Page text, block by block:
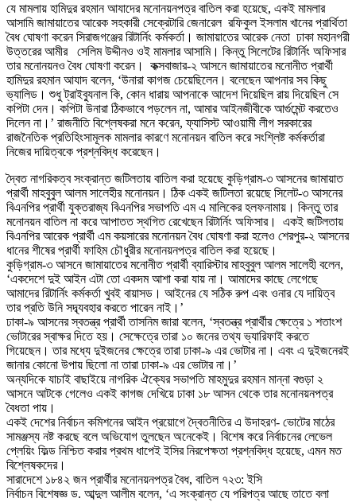
যে মামলায় হামিদুর রহমান আযাদের মনোনয়নপত্র বাতিল করা হয়েছে, একই মামলার
আসামি জামায়াতের আরেক সহকারী সেক্রেটারি জেনারেল রফিকুল ইসলাম খানের প্রার্থিতা
বৈধ ঘোষণা করেন সিরাজগঞ্জের রিটার্নিং কর্মকর্তা। জামায়াতের আরেক নেতা ঢাকা মহানগরী
উত্তরের আমীর সেলিম উদ্দীনও ওই মামলার আসামি। কিন্তু সিলেটের রিটার্নিং অফিসার
তার মনোনয়নও বৈধ ঘোষণা করেন। কক্সবাজার-২ আসনে জামায়াতের মনোনীত প্রার্থী
হামিদুর রহমান আযাদ বলেন, ‘উনারা কাগজ চেয়েছিলেন। বলেছেন আপনার সব কিছু
ভ্যালিড। শুধু ট্রাইব্যুনাল কি, কোন ধারায় আপনাকে আদেশ দিয়েছিল রায় দিয়েছিল সে
কপিটা দেন। কপিটা উনারা ঠিকভাবে পড়লেন না, আমার আইনজীবীকে আর্গুমেন্ট করতেও
দিলেন না।’ রাজনীতি বিশ্লেষকরা মনে করেন, ফ্যাসিস্ট আওয়ামী লীগ সরকারের
রাজনৈতিক প্রতিহিংসামূলক মামলার কারণে মনোনয়ন বাতিল করে সংশ্লিষ্ট কর্মকর্তারা
নিজের দায়িত্বকে প্রশ্নবিদ্ধ করেছেন।
দ্বৈত নাগরিকত্ব সংক্রান্ত জটিলতায় বাতিল করা হয়েছে কুড়িগ্রাম-৩ আসনের জামায়াত
প্রার্থী মাহবুবুল আলম সালেহীর মনোনয়ন। ঠিক একই জটিলতা রয়েছে সিলেট-৩ আসনের
বিএনপির প্রার্থী যুক্তরাজ্য বিএনপির সভাপতি এম এ মালিকের হলফনামায়। কিন্তু তার
মনোনয়ন বাতিল না করে আপাতত স্থগিত রেখেছেন রিটার্নিং অফিসার। একই জটিলতায়
বিএনপির আরেক প্রার্থী এম কয়সারের মনোনয়ন বৈধ ঘোষণা করা হলেও শেরপুর-২ আসনের
ধানের শীষের প্রার্থী ফাহিম চৌধুরীর মনোনয়নপত্র বাতিল করা হয়েছে।
কুড়িগ্রাম-৩ আসনে জামায়াতের মনোনীত প্রার্থী ব্যারিস্টার মাহবুবুল আলম সালেহী বলেন,
‘একদেশে দুই আইন এটা তো একদম আশা করা যায় না। আমাদের কাছে লেগেছে
আমাদের রিটার্নিং কর্মকর্তা খুবই বায়াসড। আইনের যে সঠিক রুপ এবং ওনার যে দায়িত্ব
তার প্রতি উনি সদ্ব্যবহার করতে পারেন নাই।’
ঢাকা-৯ আসনের স্বতন্ত্র প্রার্থী তাসনিম জারা বলেন, ‘স্বতন্ত্র প্রার্থীর ক্ষেত্রে ১ শতাংশ
ভোটারের স্বাক্ষর দিতে হয়। সেক্ষেত্রে তারা ১০ জনের তথ্য ভ্যারিফাই করতে
গিয়েছেন। তার মধ্যে দুইজনের ক্ষেত্রে তারা ঢাকা-৯ এর ভোটার না। এবং এ দুইজনেরই
জানার কোনো উপায় ছিলো না তারা ঢাকা-৯ এর ভোটার না।’
অন্যদিকে যাচাই বাছাইয়ে নাগরিক ঐক্যের সভাপতি মাহমুদুর রহমান মান্না বগুড়া ২
আসনে আটকে গেলেও একই কাগজ দেখিয়ে ঢাকা ১৮ আসন থেকে তার মনোনয়নপত্র
বৈধতা পায়।
একই দেশের নির্বাচন কমিশনের আইন প্রয়োগে দ্বৈতনীতির এ উদাহরণ- ভোটের মাঠের
সামঞ্জস্য নষ্ট করছে বলে অভিযোগ তুলছেন অনেকেই। বিশেষ করে নির্বাচনের লেভেল
প্লেয়িং ফিল্ড নিশ্চিত করার প্রথম ধাপেই ইসির নিরপেক্ষতা প্রশ্নবিদ্ধ হয়েছে, এমন মত
বিশ্লেষকদের।
সারাদেশে ১৮৪২ জন প্রার্থীর মনোনয়নপত্র বৈধ, বাতিল ৭২৩: ইসি
নির্বাচন বিশেষজ্ঞ ড. আব্দুল আলীম বলেন, ‘এ সংক্রান্ত যে পরিপত্র আছে তাতে বলা